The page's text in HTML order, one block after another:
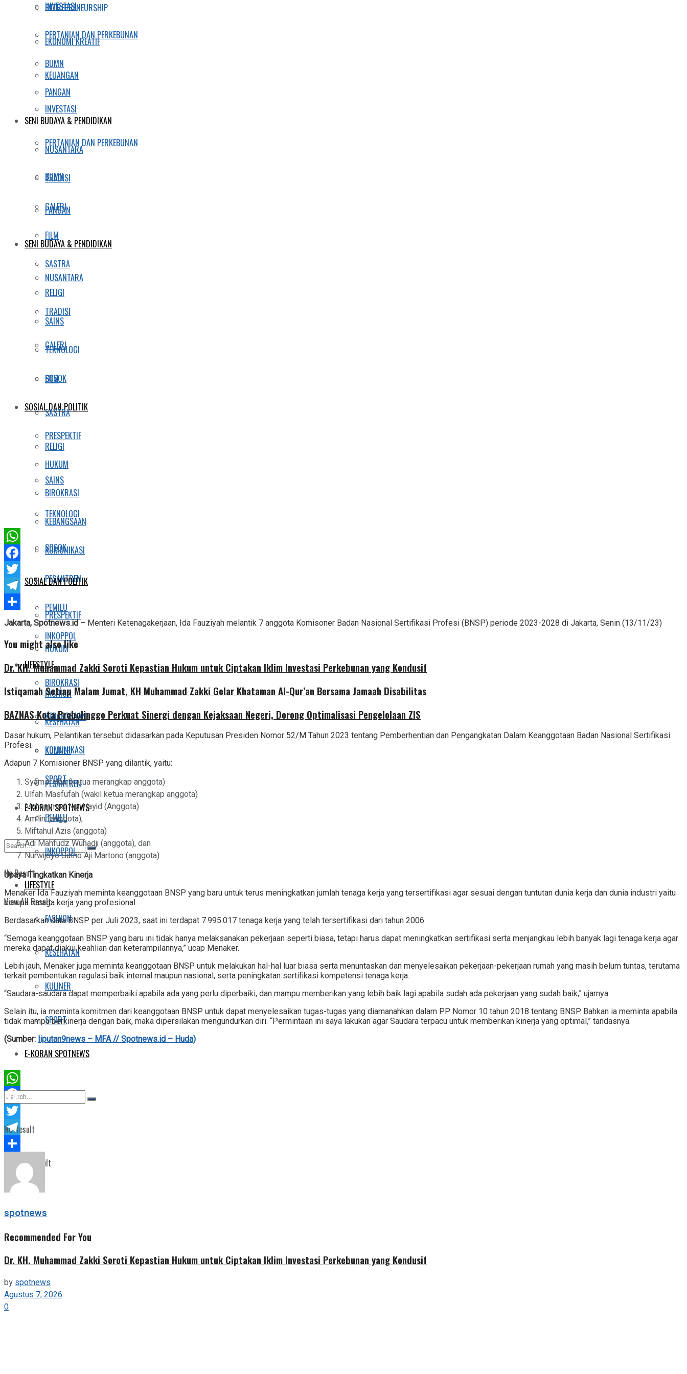
INVESTASI
PERTANIAN DAN PERKEBUNAN
BUMN
PANGAN
SENI BUDAYA & PENDIDIKAN
NUSANTARA
TRADISI
GALERI
FILM
SASTRA
RELIGI
SAINS
TEKNOLOGI
SOSOK
SOSIAL DAN POLITIK
PRESPEKTIF
HUKUM
BIROKRASI
KEBANGSAAN
KOMUNIKASI
PESANTREN
PEMILU
INKOPPOL
LIFESTYLE
FASHION
KESEHATAN
KULINER
SPORT
E-KORAN SPOTNEWS
No Result
View All Result
ENTREPRENEURSHIP
EKONOMI KREATIF
KEUANGAN
INVESTASI
PERTANIAN DAN PERKEBUNAN
BUMN
PANGAN
SENI BUDAYA & PENDIDIKAN
NUSANTARA
TRADISI
GALERI
FILM
SASTRA
RELIGI
SAINS
TEKNOLOGI
SOSOK
SOSIAL DAN POLITIK
PRESPEKTIF
HUKUM
BIROKRASI
KEBANGSAAN
KOMUNIKASI
PESANTREN
PEMILU
INKOPPOL
LIFESTYLE
FASHION
KESEHATAN
KULINER
SPORT
E-KORAN SPOTNEWS
No Result
View All Result
WhatsApp
Facebook
Twitter
Telegram
Share
Jakarta, Spotnews.id– Menteri Ketenagakerjaan, Ida Fauziyah melantik 7 anggota Komisoner Badan Nasional Sertifikasi Profesi (BNSP) periode 2023-2028 di Jakarta, Senin (13/11/23)
You might also like
Dr. KH. Muhammad Zakki Soroti Kepastian Hukum untuk Ciptakan Iklim Investasi Perkebunan yang Kondusif
Istiqamah Setiap Malam Jumat, KH Muhammad Zakki Gelar Khataman Al-Qur’an Bersama Jamaah Disabilitas
BAZNAS Kota Probolinggo Perkuat Sinergi dengan Kejaksaan Negeri, Dorong Optimalisasi Pengelolaan ZIS
Dasar hukum, Pelantikan tersebut didasarkan pada Keputusan Presiden Nomor 52/M Tahun 2023 tentang Pemberhentian dan Pengangkatan Dalam Keanggotaan Badan Nasional Sertifikasi
Profesi.
Adapun 7 Komisioner BNSP yang dilantik, yaitu:
Syamsi Hari (ketua merangkap anggota)
Ulfah Masfufah (wakil ketua merangkap anggota)
Muhammad Nur Hayid (Anggota)
Amilin (anggota),
Miftahul Azis (anggota)
Adi Mahfudz Wuhadji (anggota), dan
Nurwijoyo Satrio Aji Martono (anggota).
Upaya Tingkatkan Kinerja
Menaker Ida Fauziyah meminta keanggotaan BNSP yang baru untuk terus meningkatkan jumlah tenaga kerja yang tersertifikasi agar sesuai dengan tuntutan dunia kerja dan dunia industri yaitu
berupa tenaga kerja yang profesional.
Berdasarkan data BNSP per Juli 2023, saat ini terdapat 7.995.017 tenaga kerja yang telah tersertifikasi dari tahun 2006.
“Semoga keanggotaan BNSP yang baru ini tidak hanya melaksanakan pekerjaan seperti biasa, tetapi harus dapat meningkatkan sertifikasi serta menjangkau lebih banyak lagi tenaga kerja agar
mereka dapat diakui keahlian dan keterampilannya,” ucap Menaker.
Lebih jauh, Menaker juga meminta keanggotaan BNSP untuk melakukan hal-hal luar biasa serta menuntaskan dan menyelesaikan pekerjaan-pekerjaan rumah yang masih belum tuntas, terutama
terkait pembentukan regulasi baik internal maupun nasional, serta peningkatan sertifikasi kompetensi tenaga kerja.
“Saudara-saudara dapat memperbaiki apabila ada yang perlu diperbaiki, dan mampu memberikan yang lebih baik lagi apabila sudah ada pekerjaan yang sudah baik,” ujarnya.
Selain itu, ia meminta komitmen dari keanggotaan BNSP untuk dapat menyelesaikan tugas-tugas yang diamanahkan dalam PP Nomor 10 tahun 2018 tentang BNSP. Bahkan ia meminta apabila
tidak mampu berkinerja dengan baik, maka dipersilakan mengundurkan diri. “Permintaan ini saya lakukan agar Saudara terpacu untuk memberikan kinerja yang optimal,” tandasnya.
(Sumber: liputan9news – MFA // Spotnews.id – Huda)
WhatsApp
Facebook
Twitter
Telegram
Share
spotnews
Recommended For You
Dr. KH. Muhammad Zakki Soroti Kepastian Hukum untuk Ciptakan Iklim Investasi Perkebunan yang Kondusif
byspotnews
Agustus 7, 2026
0